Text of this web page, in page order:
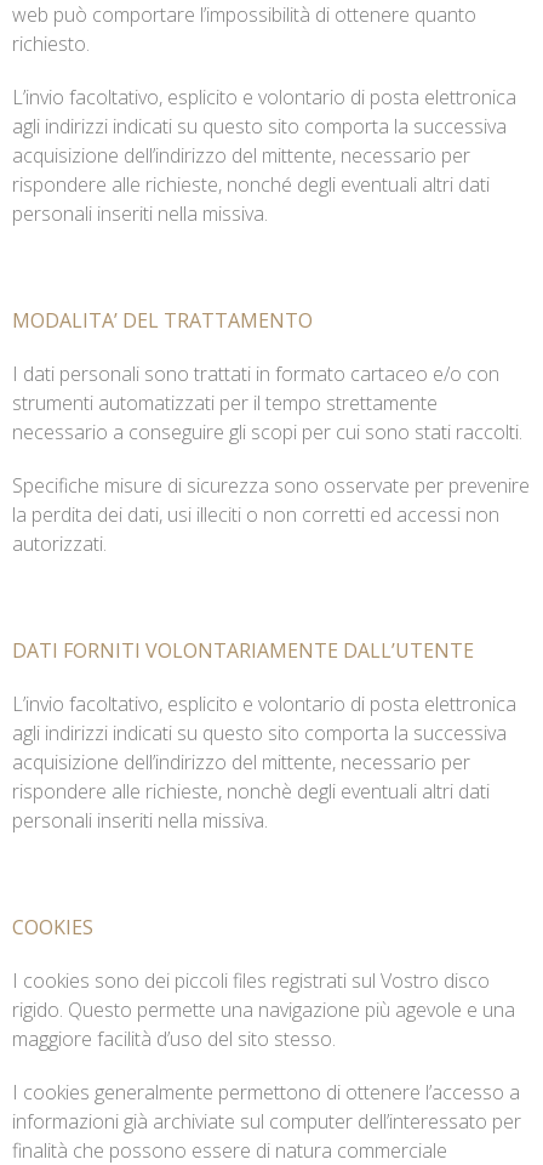
web può comportare l’impossibilità di ottenere quanto
richiesto.
L’invio facoltativo, esplicito e volontario di posta elettronica
agli indirizzi indicati su questo sito comporta la successiva
acquisizione dell’indirizzo del mittente, necessario per
rispondere alle richieste, nonché degli eventuali altri dati
personali inseriti nella missiva.
MODALITA’ DEL TRATTAMENTO
I dati personali sono trattati in formato cartaceo e/o con
strumenti automatizzati per il tempo strettamente
necessario a conseguire gli scopi per cui sono stati raccolti.
Specifiche misure di sicurezza sono osservate per prevenire
la perdita dei dati, usi illeciti o non corretti ed accessi non
autorizzati.
DATI FORNITI VOLONTARIAMENTE DALL’UTENTE
L’invio facoltativo, esplicito e volontario di posta elettronica
agli indirizzi indicati su questo sito comporta la successiva
acquisizione dell’indirizzo del mittente, necessario per
rispondere alle richieste, nonchè degli eventuali altri dati
personali inseriti nella missiva.
COOKIES
I cookies sono dei piccoli files registrati sul Vostro disco
rigido. Questo permette una navigazione più agevole e una
maggiore facilità d’uso del sito stesso.
I cookies generalmente permettono di ottenere l’accesso a
informazioni già archiviate sul computer dell’interessato per
finalità che possono essere di natura commerciale